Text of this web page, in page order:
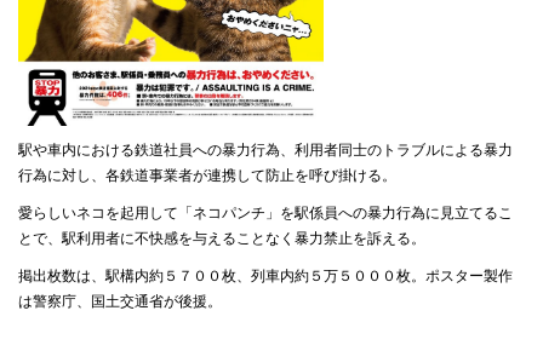
駅や車内における鉄道社員への暴力行為、利用者同士のトラブルによる暴力
行為に対し、各鉄道事業者が連携して防止を呼び掛ける。
愛らしいネコを起用して「ネコパンチ」を駅係員への暴力行為に見立てるこ
とで、駅利用者に不快感を与えることなく暴力禁止を訴える。
掲出枚数は、駅構内約５７００枚、列車内約５万５０００枚。ポスター製作
は警察庁、国土交通省が後援。